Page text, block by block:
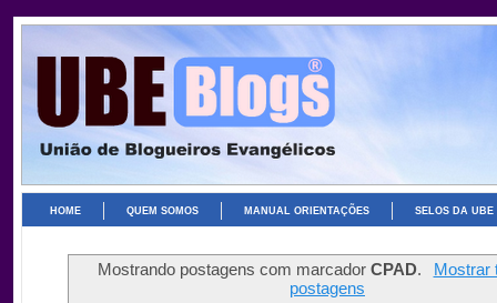
HOME QUEM SOMOS MANUAL ORIENTAÇÕES SELOS DA UBE
Mostrando postagens com marcadorCPAD.
Mostrar
postagens